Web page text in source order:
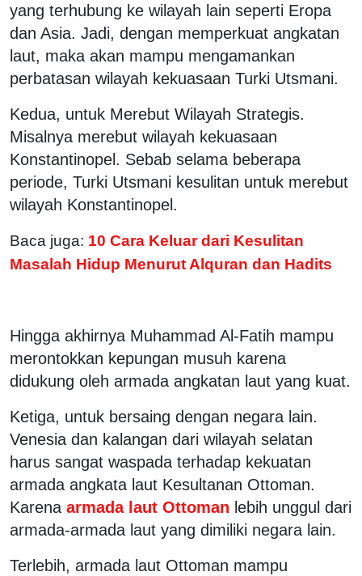
yang terhubung ke wilayah lain seperti Eropa
dan Asia. Jadi, dengan memperkuat angkatan
laut, maka akan mampu mengamankan
perbatasan wilayah kekuasaan Turki Utsmani.
Kedua, untuk Merebut Wilayah Strategis.
Misalnya merebut wilayah kekuasaan
Konstantinopel. Sebab selama beberapa
periode, Turki Utsmani kesulitan untuk merebut
wilayah Konstantinopel.
Baca juga: 10 Cara Keluar dari Kesulitan
Masalah Hidup Menurut Alquran dan Hadits
Hingga akhirnya Muhammad Al-Fatih mampu
merontokkan kepungan musuh karena
didukung oleh armada angkatan laut yang kuat.
Ketiga, untuk bersaing dengan negara lain.
Venesia dan kalangan dari wilayah selatan
harus sangat waspada terhadap kekuatan
armada angkata laut Kesultanan Ottoman.
Karena armada laut Ottoman lebih unggul dari
armada-armada laut yang dimiliki negara lain.
Terlebih, armada laut Ottoman mampu